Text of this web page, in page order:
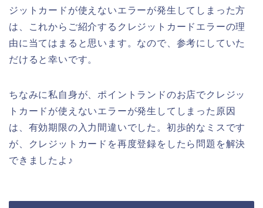
ジットカードが使えないエラーが発生してしまった方
は、これからご紹介するクレジットカードエラーの理
由に当てはまると思います。なので、参考にしていた
だけると幸いです。
ちなみに私自身が、ポイントランドのお店でクレジッ
トカードが使えないエラーが発生してしまった原因
は、有効期限の入力間違いでした。初歩的なミスです
が、クレジットカードを再度登録をしたら問題を解決
できましたよ♪